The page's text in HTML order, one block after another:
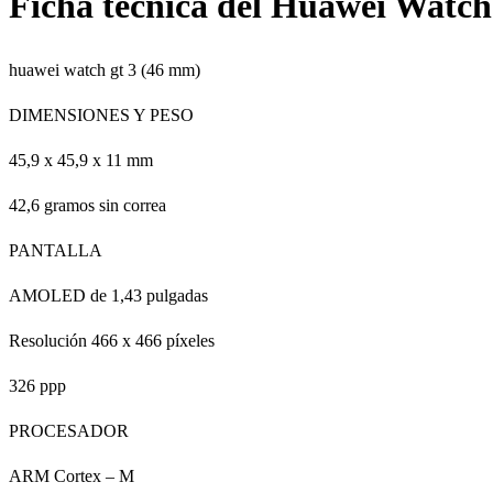
huawei watch gt 3 (46 mm)
DIMENSIONES Y PESO
45,9 x 45,9 x 11 mm
42,6 gramos sin correa
PANTALLA
AMOLED de 1,43 pulgadas
Resolución 466 x 466 píxeles
326 ppp
PROCESADOR
ARM Cortex – M